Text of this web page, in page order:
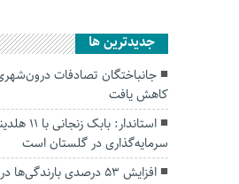
جديدترين ها
کاهش یافت
استاندار:
سرمایه‌گذاری در گلستان است
افزایش ۵۳ درصدی بارندگی‌ها در گلستان